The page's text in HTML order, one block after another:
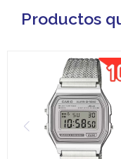
Productos